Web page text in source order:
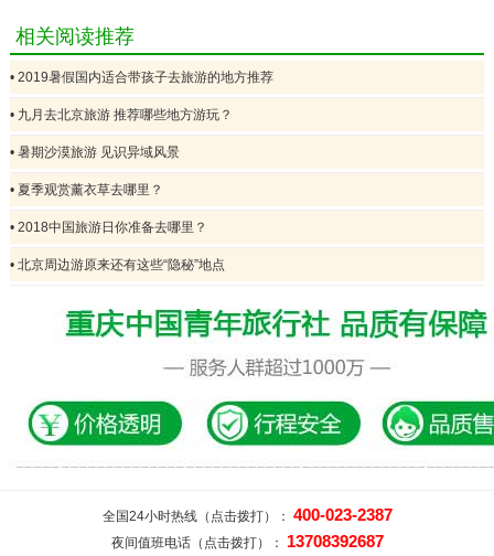
相关阅读推荐
• 2019暑假国内适合带孩子去旅游的地方推荐
• 九月去北京旅游 推荐哪些地方游玩？
• 暑期沙漠旅游 见识异域风景
• 夏季观赏薰衣草去哪里？
• 2018中国旅游日你准备去哪里？
• 北京周边游原来还有这些“隐秘”地点
全国24小时热线（点击拨打）： 400-023-2387
夜间值班电话（点击拨打）： 13708392687